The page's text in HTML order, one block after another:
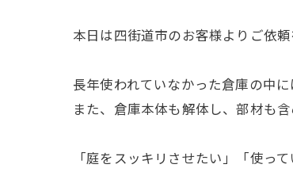
本日は四街道市のお客様よりご依
長年使われていなかった倉庫の中
また、倉庫本体も解体し、部材も
「庭をスッキリさせたい」「使っ